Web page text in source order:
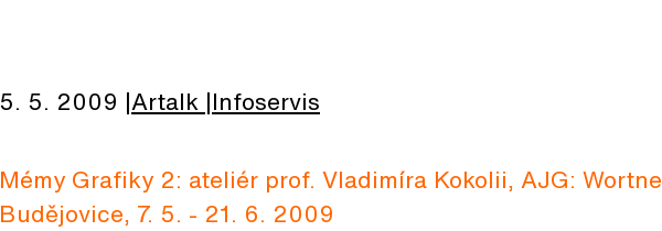
5. 5. 2009 Artalk Infoservis
Mémy Grafiky 2: ateliér prof. Vladimíra Kokolii, AJG:
Budějovice, 7. 5. - 21. 6. 2009